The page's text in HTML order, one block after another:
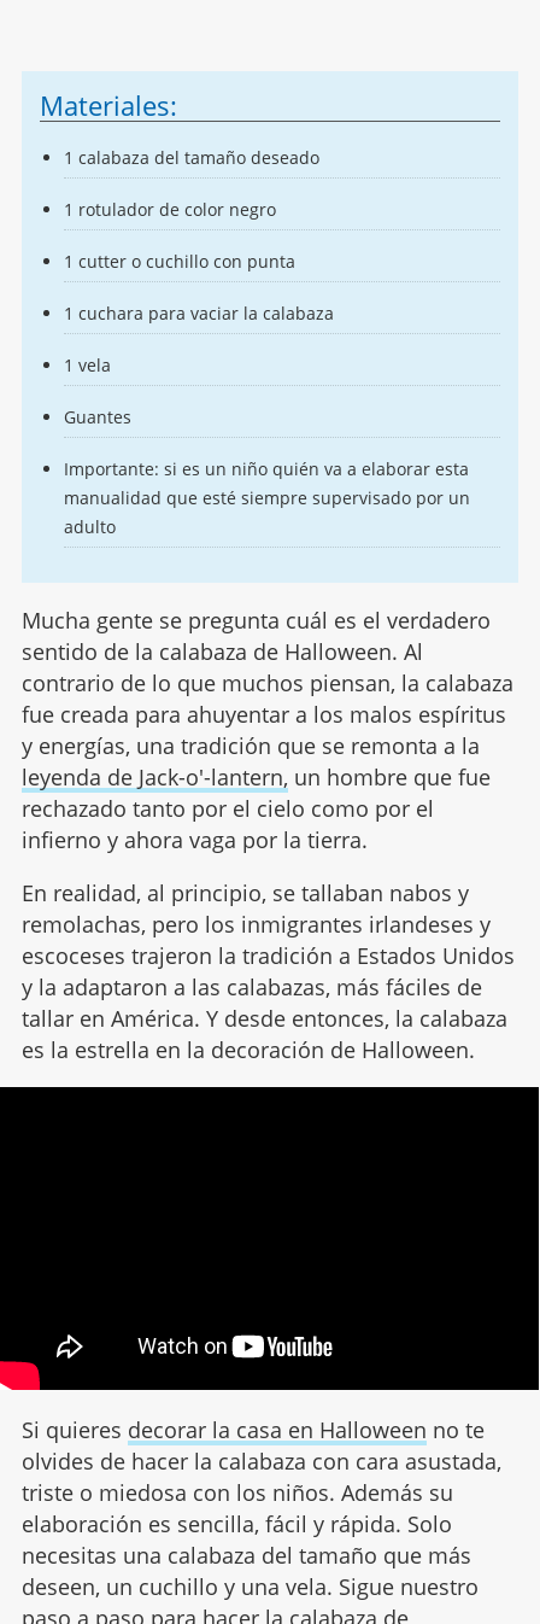
Materiales:
1 calabaza del tamaño deseado
1 rotulador de color negro
1 cutter o cuchillo con punta
1 cuchara para vaciar la calabaza
1 vela
Guantes
Importante: si es un niño quién va a elaborar esta
manualidad que esté siempre supervisado por un
adulto
Mucha gente se pregunta cuál es el verdadero
sentido de la calabaza de Halloween. Al
contrario de lo que muchos piensan, la calabaza
fue creada para ahuyentar a los malos espíritus
y energías, una tradición que se remonta a la
leyenda de Jack-o'-lantern, un hombre que fue
rechazado tanto por el cielo como por el
infierno y ahora vaga por la tierra.
En realidad, al principio, se tallaban nabos y
remolachas, pero los inmigrantes irlandeses y
escoceses trajeron la tradición a Estados Unidos
y la adaptaron a las calabazas, más fáciles de
tallar en América. Y desde entonces, la calabaza
es la estrella en la decoración de Halloween.
Si quieres decorar la casa en Halloween no te
olvides de hacer la calabaza con cara asustada,
triste o miedosa con los niños. Además su
elaboración es sencilla, fácil y rápida. Solo
necesitas una calabaza del tamaño que más
deseen, un cuchillo y una vela. Sigue nuestro